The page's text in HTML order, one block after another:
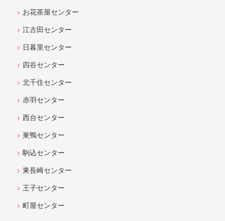
お花茶屋センター
江古田センター
日暮里センター
四谷センター
北千住センター
赤羽センター
西台センター
巣鴨センター
駒込センター
東長崎センター
王子センター
町屋センター